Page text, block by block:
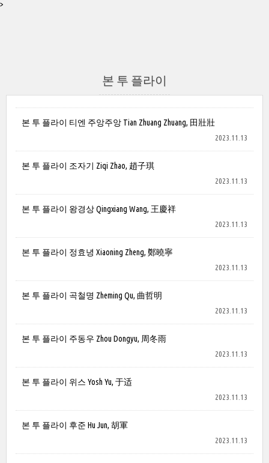
>
본 투 플라이
본 투 플라이 티엔 주앙주앙 Tian Zhuang Zhuang, 田壯壯
2023.11.13
본 투 플라이 조자기 Ziqi Zhao, 趙子琪
2023.11.13
본 투 플라이 왕경상 Qingxiang Wang, 王慶祥
2023.11.13
본 투 플라이 정효녕 Xiaoning Zheng, 鄭曉寧
2023.11.13
본 투 플라이 곡철명 Zheming Qu, 曲哲明
2023.11.13
본 투 플라이 주동우 Zhou Dongyu, 周冬雨
2023.11.13
본 투 플라이 위스 Yosh Yu, 于适
2023.11.13
본 투 플라이 후준 Hu Jun, 胡軍
2023.11.13